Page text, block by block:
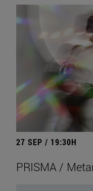
27 SEP / 19:30H
PRISMA /